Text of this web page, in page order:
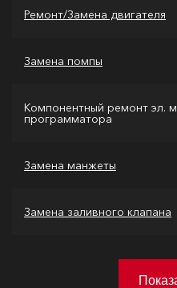
Ремонт/Замена двигателя
Замена помпы
Компонентный ремонт эл.
программатора
Замена манжеты
Замена заливного клапана